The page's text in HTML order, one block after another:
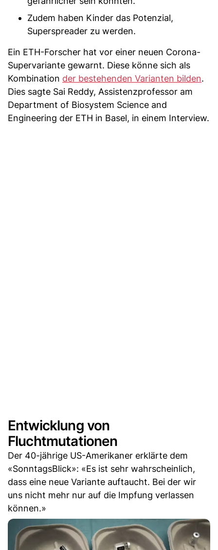
Zudem haben Kinder das Potenzial,
Superspreader zu werden.
Ein ETH-Forscher hat vor einer neuen Corona-
Supervariante gewarnt. Diese könne sich als
Kombination der bestehenden Varianten bilden.
Dies sagte Sai Reddy, Assistenzprofessor am
Department of Biosystem Science and
Engineering der ETH in Basel, in einem Interview.
Entwicklung von
Fluchtmutationen
Der 40-jährige US-Amerikaner erklärte dem
«SonntagsBlick»: «Es ist sehr wahrscheinlich,
dass eine neue Variante auftaucht. Bei der wir
uns nicht mehr nur auf die Impfung verlassen
können.»